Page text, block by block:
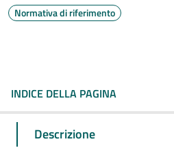
Normativa di riferimento
INDICE DELLA PAGINA
Descrizione